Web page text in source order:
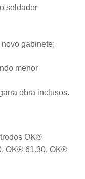
soldador
gabinete;
menor
obra inclusos.
OK®
OK® 61.30, OK®